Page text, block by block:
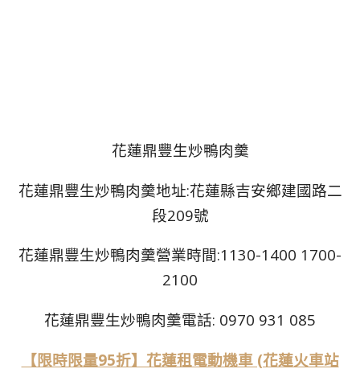
花蓮鼎豐生炒鴨肉羹
花蓮鼎豐生炒鴨肉羹地址:花蓮縣吉安鄉建國路二
段209號
花蓮鼎豐生炒鴨肉羹營業時間:1130-1400 1700-
2100
花蓮鼎豐生炒鴨肉羹電話: 0970 931 085
【限時限量95折】花蓮租電動機車 (花蓮火車站